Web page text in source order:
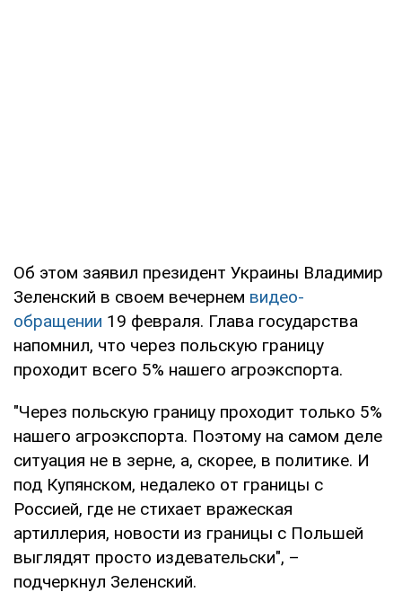
Об этом заявил президент Украины Владимир
Зеленский в своем вечернем видео-
обращении 19 февраля. Глава государства
напомнил, что через польскую границу
проходит всего 5% нашего агроэкспорта.
"Через польскую границу проходит только 5%
нашего агроэкспорта. Поэтому на самом деле
ситуация не в зерне, а, скорее, в политике. И
под Купянском, недалеко от границы с
Россией, где не стихает вражеская
артиллерия, новости из границы с Польшей
выглядят просто издевательски", –
подчеркнул Зеленский.